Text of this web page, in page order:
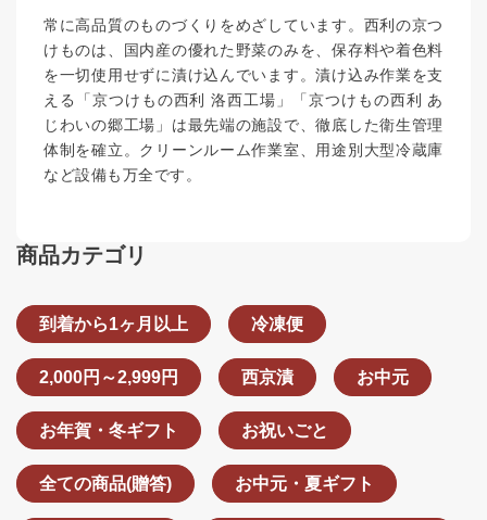
常に高品質のものづくりをめざしています。西利の京つ
けものは、国内産の優れた野菜のみを、保存料や着色料
を一切使用せずに漬け込んでいます。漬け込み作業を支
える「京つけもの西利 洛西工場」「京つけもの西利 あ
じわいの郷工場」は最先端の施設で、徹底した衛生管理
体制を確立。クリーンルーム作業室、用途別大型冷蔵庫
など設備も万全です。
商品カテゴリ
到着から1ヶ月以上 冷凍便
2,000円～2,999円 西京漬 お中元
お年賀・冬ギフト お祝いごと
全ての商品(贈答) お中元・夏ギフト